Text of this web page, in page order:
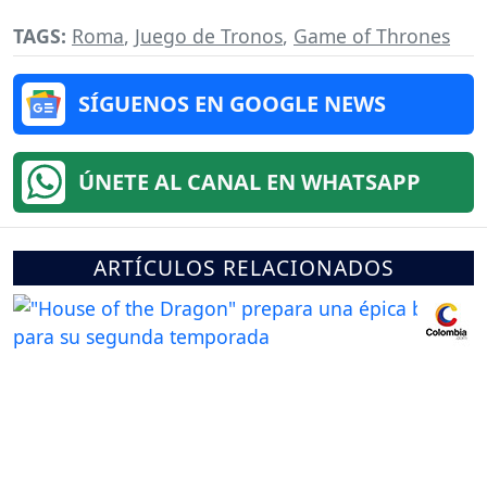
TAGS: Roma, Juego de Tronos, Game of Thrones
SÍGUENOS EN GOOGLE NEWS
ÚNETE AL CANAL EN WHATSAPP
ARTÍCULOS RELACIONADOS